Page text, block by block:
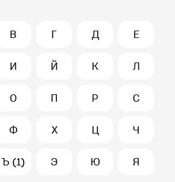
В Г Д Е
И Й К Л
О П Р С
Ф Х Ц Ч
Ъ (1) Э Ю Я